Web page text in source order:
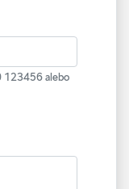
123456 alebo